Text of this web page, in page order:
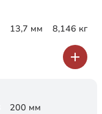
13,7 мм 8,146 кг
200 мм